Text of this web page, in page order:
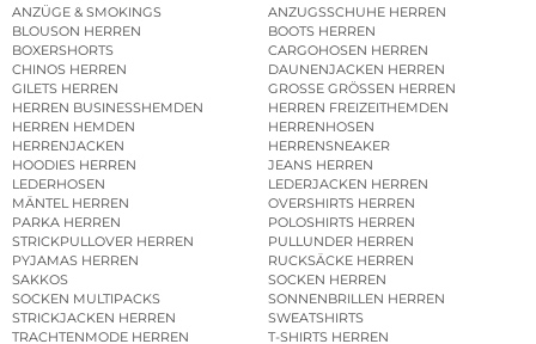
ANZÜGE & SMOKINGS
ANZUGSSCHUHE HERREN
BLOUSON HERREN
BOOTS HERREN
BOXERSHORTS
CARGOHOSEN HERREN
CHINOS HERREN
DAUNENJACKEN HERREN
GILETS HERREN
GROSSE GRÖSSEN HERREN
HERREN BUSINESSHEMDEN
HERREN FREIZEITHEMDEN
HERREN HEMDEN
HERRENHOSEN
HERRENJACKEN
HERRENSNEAKER
HOODIES HERREN
JEANS HERREN
LEDERHOSEN
LEDERJACKEN HERREN
MÄNTEL HERREN
OVERSHIRTS HERREN
PARKA HERREN
POLOSHIRTS HERREN
STRICKPULLOVER HERREN
PULLUNDER HERREN
PYJAMAS HERREN
RUCKSÄCKE HERREN
SAKKOS
SOCKEN HERREN
SOCKEN MULTIPACKS
SONNENBRILLEN HERREN
STRICKJACKEN HERREN
SWEATSHIRTS
TRACHTENMODE HERREN
T-SHIRTS HERREN